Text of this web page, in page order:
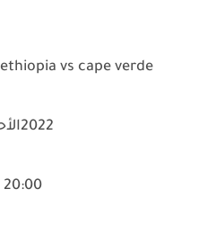
ethiopia vs cape verde / إثيوبيا - الرأس الأخضر
2022الأحد 9 يناير
20:00 GMT+1